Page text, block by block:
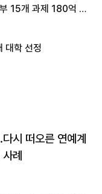
15개 과제 180억 지
대학 선정
시 떠오른 연예계
례